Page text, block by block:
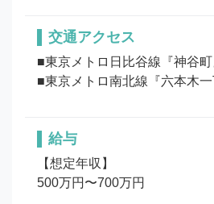
交通アクセス
■東京メトロ日比谷線『神谷
■東京メトロ南北線『六本木
給与
【想定年収】
500万円〜700万円